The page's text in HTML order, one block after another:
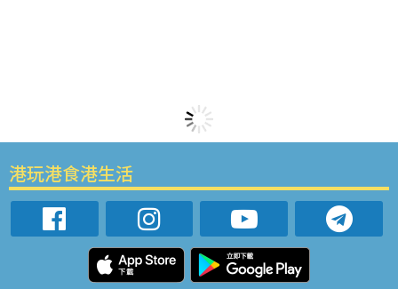
港玩港食港生活